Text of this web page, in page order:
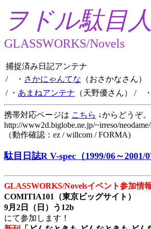
ヲドル駄目
GLASSWORKS/Novels
捕捉済み日記アンテナ
/ ・ さかにゃんてな （おさかなさん）
/ ・ あまねアンテナ （天野優さん） / ・
携帯対応ページは こちら ↓からどうぞ。
http://www2d.biglobe.ne.jp/~irreso/
（動作確認：ez / willcom / FORMA)
駄目日誌R V-spec（1999/06～2001/
GLASSWORKS/Novelsイベント参加情
COMITIA101（東京ビッグサイト）
9月2日（日）う12b
にて参加します！